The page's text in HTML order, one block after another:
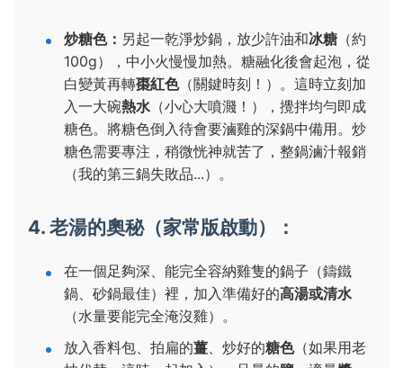
炒糖色： 另起一乾淨炒鍋，放少許油和冰糖 （約
100g），中小火慢慢加熱。糖融化後會起泡，從
白變黃再轉棗紅色（關鍵時刻！）。這時立刻加
入一大碗熱水 （小心大噴濺！），攪拌均勻即成
糖色。將糖色倒入待會要滷雞的深鍋中備用。炒
糖色需要專注，稍微恍神就苦了，整鍋滷汁報銷
（我的第三鍋失敗品...）。
4. 老湯的奧秘（家常版啟動）：
在一個足夠深、能完全容納雞隻的鍋子（鑄鐵
鍋、砂鍋最佳）裡，加入準備好的高湯或清水
（水量要能完全淹沒雞）。
放入香料包、拍扁的薑、炒好的糖色（如果用老